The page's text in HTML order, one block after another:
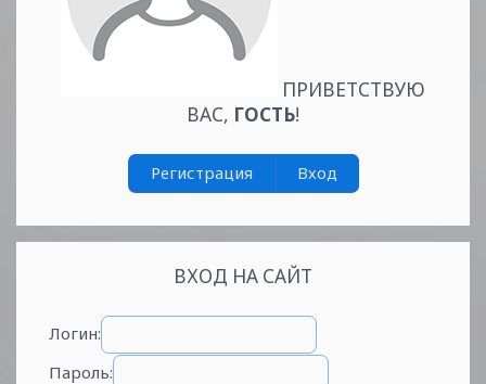
ПРИВЕТСТВУЮ
ВАС, ГОСТЬ!
Регистрация Вход
ВХОД НА САЙТ
Логин:
Пароль: